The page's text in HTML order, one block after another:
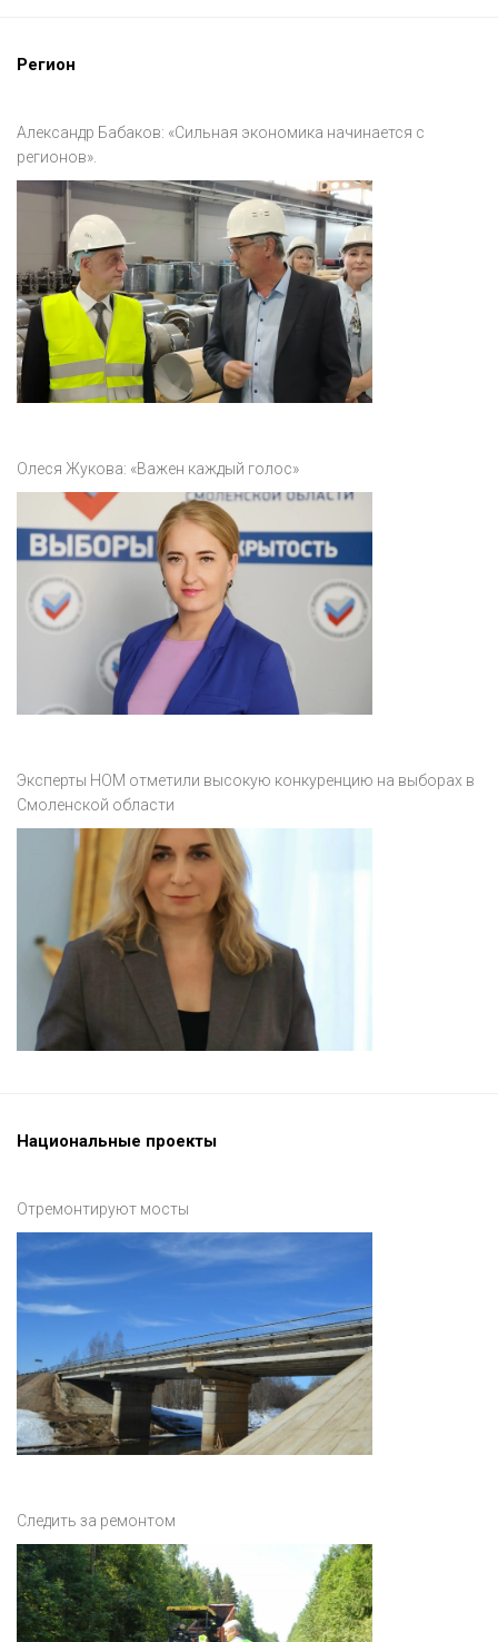
Регион
Александр Бабаков: «Сильная экономика начинается с
регионов».
Олеся Жукова: «Важен каждый голос»
Эксперты НОМ отметили высокую конкуренцию на выборах в
Смоленской области
Национальные проекты
Отремонтируют мосты
Следить за ремонтом